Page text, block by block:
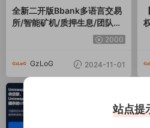
全新二开版Bbank多语言交易
所/智能矿机/质押生息/团队功
2000
GzLoG 2024-11-01
站点提